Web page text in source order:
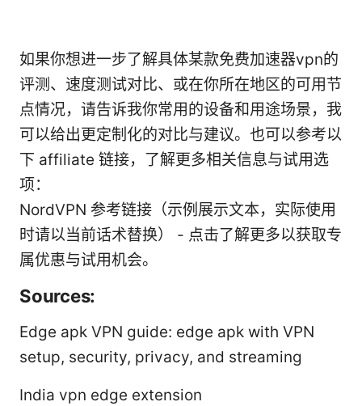
如果你想进一步了解具体某款免费加速器vpn的
评测、速度测试对比、或在你所在地区的可用节
点情况，请告诉我你常用的设备和用途场景，我
可以给出更定制化的对比与建议。也可以参考以
下 affiliate 链接，了解更多相关信息与试用选
项：
NordVPN 参考链接（示例展示文本，实际使用
时请以当前话术替换） - 点击了解更多以获取专
属优惠与试用机会。
Sources:
Edge apk VPN guide: edge apk with VPN
setup, security, privacy, and streaming
India vpn edge extension